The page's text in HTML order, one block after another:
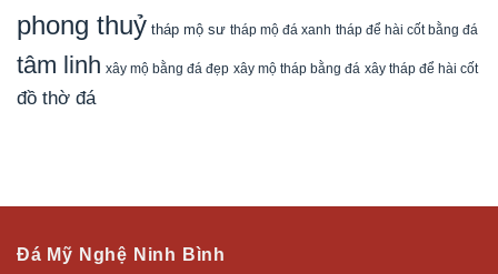
phong thuỷ tháp mộ sư tháp mộ đá xanh tháp để hài cốt bằng đá
tâm linh xây mộ bằng đá đẹp xây mộ tháp bằng đá xây tháp để hài cốt
đồ thờ đá
Đá Mỹ Nghệ Ninh Bình